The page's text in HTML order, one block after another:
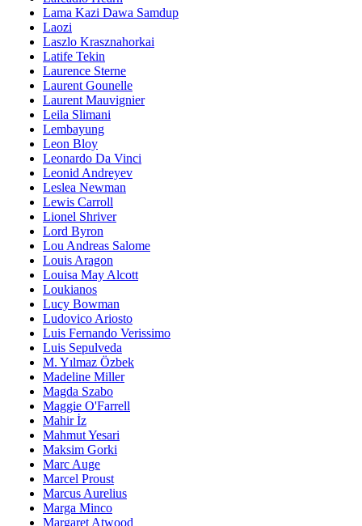
Lama Kazi Dawa Samdup
Laozi
Laszlo Krasznahorkai
Latife Tekin
Laurence Sterne
Laurent Gounelle
Laurent Mauvignier
Leila Slimani
Lembayung
Leon Bloy
Leonardo Da Vinci
Leonid Andreyev
Leslea Newman
Lewis Carroll
Lionel Shriver
Lord Byron
Lou Andreas Salome
Louis Aragon
Louisa May Alcott
Loukianos
Lucy Bowman
Ludovico Ariosto
Luis Fernando Verissimo
Luis Sepulveda
M. Yılmaz Özbek
Madeline Miller
Magda Szabo
Maggie O'Farrell
Mahir İz
Mahmut Yesari
Maksim Gorki
Marc Auge
Marcel Proust
Marcus Aurelius
Marga Minco
Margaret Atwood